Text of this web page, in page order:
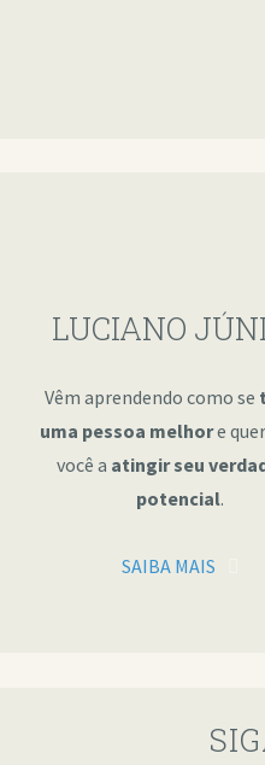
LUCIANO
Vêm aprendendo como se
uma pessoa melhore
você a atingir seu
potencial.
SAIBA MAIS